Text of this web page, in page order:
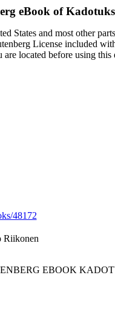
eBook of
States and most other
License included
located before using this
48172
Riikonen
EBOOK